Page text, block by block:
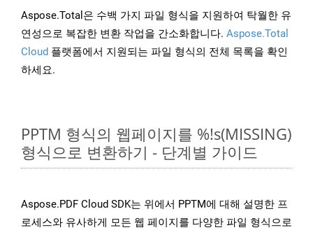
Aspose.Total은 수백 가지 파일 형식을 지원하여 탁월한 유
연성으로 복잡한 변환 작업을 간소화합니다. Aspose.Total
Cloud 플랫폼에서 지원되는 파일 형식의 전체 목록을 확인
하세요.
PPTM 형식의 웹페이지를 %!s(MISSING)
형식으로 변환하기 - 단계별 가이드
Aspose.PDF Cloud SDK는 위에서 PPTM에 대해 설명한 프
로세스와 유사하게 모든 웹 페이지를 다양한 파일 형식으로